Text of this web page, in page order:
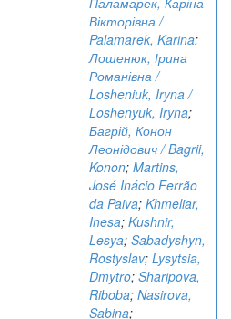
Вікторівна /
Palamarek, Karina;
Лошенюк, Ірина
Романівна /
Losheniuk, Iryna /
Loshenyuk, Iryna;
Багрій, Конон
Леонідович / Bagrii,
Konon; Martins,
José Inácio Ferrão
da Paiva; Khmeliar,
Inesa; Kushnir,
Lesya; Sabadyshyn,
Rostyslav; Lysytsia,
Dmytro; Sharipova,
Riboba; Nasirova,
Sabina;